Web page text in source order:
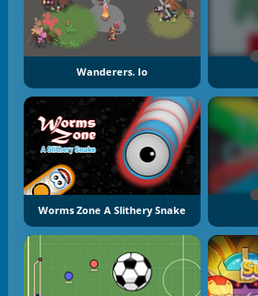
Wanderers. Io
Worms Zone A Slithery Snake